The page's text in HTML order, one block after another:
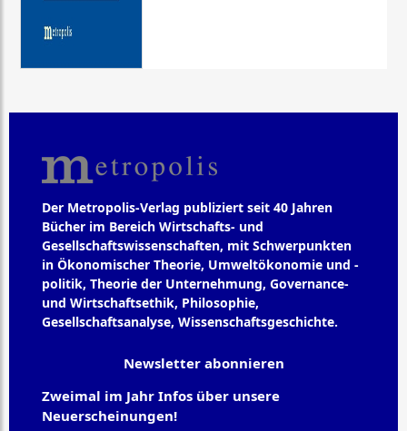
Der Metropolis-Verlag publiziert seit 40 Jahren
Bücher im Bereich Wirtschafts- und
Gesellschaftswissenschaften, mit Schwerpunkten
in Ökonomischer Theorie, Umweltökonomie und -
politik, Theorie der Unternehmung, Governance-
und Wirtschaftsethik, Philosophie,
Gesellschaftsanalyse, Wissenschaftsgeschichte.
Newsletter abonnieren
Zweimal im Jahr Infos über unsere
Neuerscheinungen!